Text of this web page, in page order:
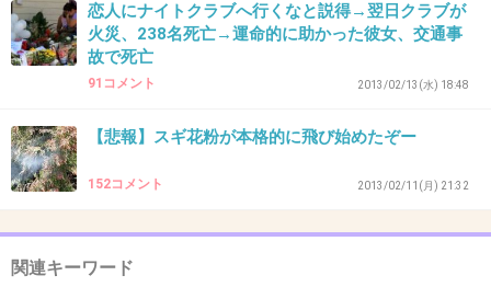
39. 匿名2012/12/08(土) 00:28:23
桜木花道の声と一緒。
あとはー、ジェシーおいたんの声も好きだった
+41 -3
恋人にナイトクラブへ行くなと説得→翌日クラブが
火災、238名死亡→運命的に助かった彼女、交通事
故で死亡
91コメント 2013/02/13(水) 18:48
【悲報】スギ花粉が本格的に飛び始めたぞー
152コメント 2013/02/11(月) 21:32
関連キーワード